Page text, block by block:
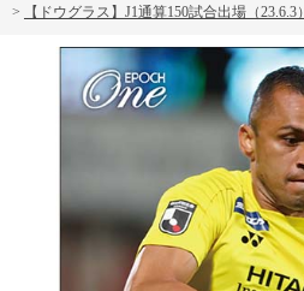
>
【ドウグラス】J1通算150試合出場（23.6.3）